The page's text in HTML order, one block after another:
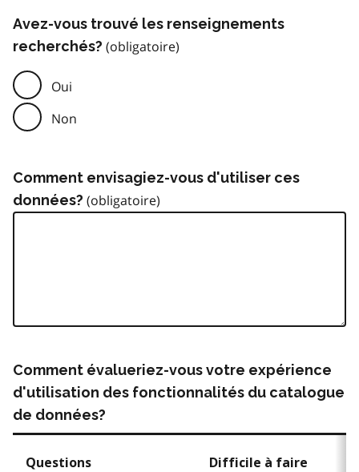
Avez-vous trouvé les renseignements
recherchés?
Oui
Non
Comment envisagiez-vous d'utiliser ces
données?
Comment évalueriez-vous votre expérience
d'utilisation des fonctionnalités du catalogue
de données?
Questions Difficile à faire